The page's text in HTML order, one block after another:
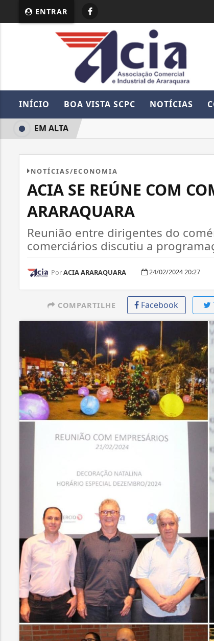
ENTRAR
INÍCIO BOA VISTA SCPC NOTÍCIAS
EM ALTA
NOTÍCIAS/ECONOMIA
ACIA SE REÚNE COM
ARARAQUARA
Reunião entre dirigentes do
comerciários discutiu a
PorACIA ARARAQUARA 24/02/2024 20:27
COMPARTILHE Facebook